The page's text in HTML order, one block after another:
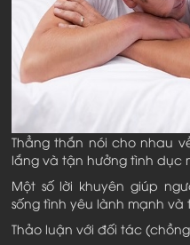
Thẳng thắn nói cho nhau
lắng và tận hưởng tình dục
Một số lời khuyên giúp
sống tình yêu lành mạnh và
Thảo luận với đối tác